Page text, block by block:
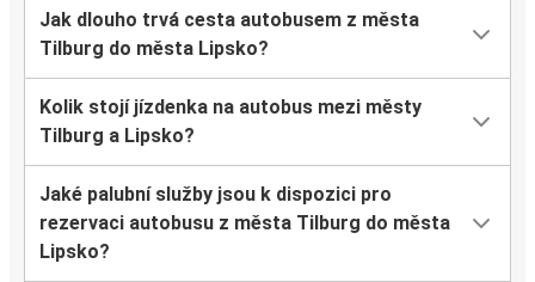
Jak dlouho trvá cesta autobusem z města
Tilburg do města Lipsko?
Kolik stojí jízdenka na autobus mezi městy
Tilburg a Lipsko?
Jaké palubní služby jsou k dispozici pro
rezervaci autobusu z města Tilburg do města
Lipsko?